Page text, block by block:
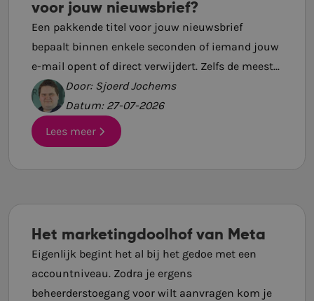
voor jouw nieuwsbrief?
Een pakkende titel voor jouw nieuwsbrief
bepaalt binnen enkele seconden of iemand jouw
e-mail opent of direct verwijdert. Zelfs de meest...
Door: Sjoerd Jochems
Datum: 27-07-2026
Lees meer
Het marketingdoolhof van Meta
Eigenlijk begint het al bij het gedoe met een
accountniveau. Zodra je ergens
beheerderstoegang voor wilt aanvragen kom je